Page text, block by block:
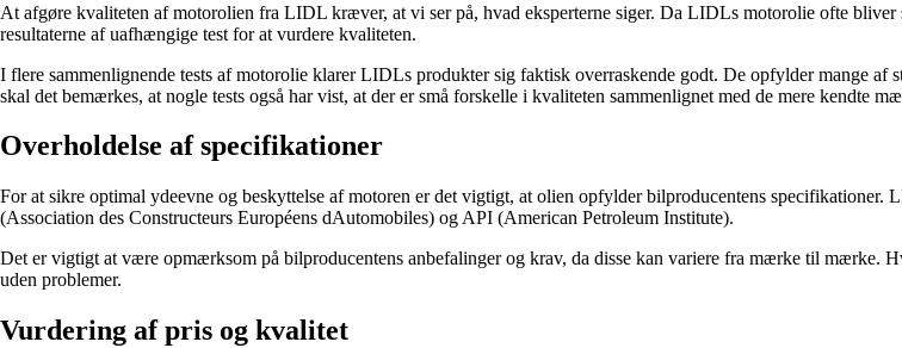
At afgøre kvaliteten af motorolien fra LIDL kræver, at vi ser på, hvad eksperterne siger. Da LIDLs motorolie ofte
resultaterne af uafhængige test for at vurdere kvaliteten.
I flere sammenlignende tests af motorolie klarer LIDLs produkter sig faktisk overraskende godt. De opfylder mange
skal det bemærkes, at nogle tests også har vist, at der er små forskelle i kvaliteten sammenlignet med de mere kendte
Overholdelse af specifikationer
For at sikre optimal ydeevne og beskyttelse af motoren er det vigtigt, at olien opfylder bilproducentens
(Association des Constructeurs Européens dAutomobiles) og API (American Petroleum Institute).
Det er vigtigt at være opmærksom på bilproducentens anbefalinger og krav, da disse kan variere fra mærke til
uden problemer.
Vurdering af pris og kvalitet